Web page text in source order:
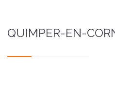
QUIMPER-EN-